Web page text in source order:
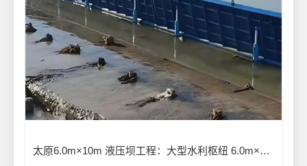
太原6.0m×10m 液压坝工程：大型水利枢纽 6.0m×10m 液压坝建设应用